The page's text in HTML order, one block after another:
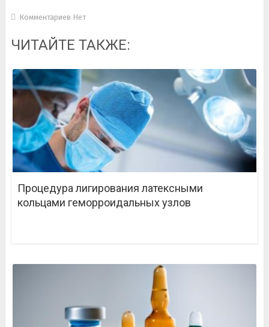
Комментариев Нет
ЧИТАЙТЕ ТАКЖЕ:
Процедура лигирования латексными
кольцами геморроидальных узлов